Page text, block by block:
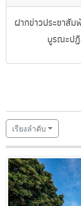
ฝากข่าวประชาสั
บูรณะป
เรียงลำดับ